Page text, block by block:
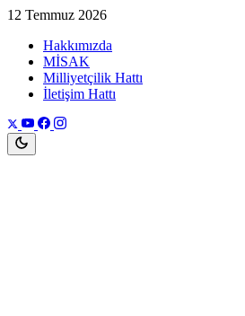
12 Temmuz 2026
Hakkımızda
MİSAK
Milliyetçilik Hattı
İletişim Hattı